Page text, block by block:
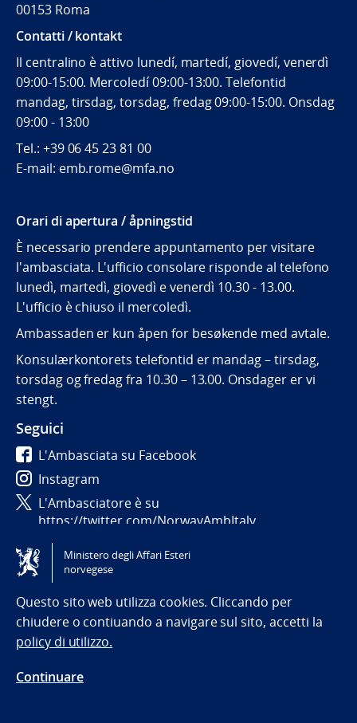
00153 Roma
Contatti / kontakt
Il centralino è attivo lunedí, martedí, giovedí, venerdì
09:00-15:00. Mercoledí 09:00-13:00. Telefontid
mandag, tirsdag, torsdag, fredag 09:00-15:00. Onsdag
09:00 - 13:00
Tel.: +39 06 45 23 81 00
E-mail: emb.rome@mfa.no
Orari di apertura / åpningstid
È necessario prendere appuntamento per visitare
l'ambasciata. L'ufficio consolare risponde al telefono
lunedì, martedì, giovedì e venerdì 10.30 - 13.00.
L'ufficio è chiuso il mercoledì.
Ambassaden er kun åpen for besøkende med avtale.
Konsulærkontorets telefontid er mandag – tirsdag,
torsdag og fredag fra 10.30 – 13.00. Onsdager er vi
stengt.
Seguici
L'Ambasciata su Facebook
Instagram
L'Ambasciatore è su
https://twitter.com/NorwayAmbItaly
Tilgjengelighetserklæring / Accessibility statement
(NO)
Ministero degli Affari Esteri
norvegese
Questo sito web utilizza cookies. Cliccando per
chiudere o contiuando a navigare sul sito, accetti la
policy di utilizzo.
Continuare